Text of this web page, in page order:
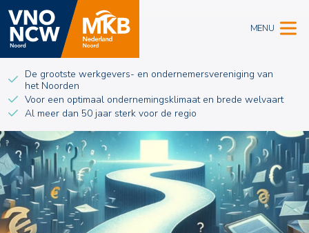
MENU
De grootste werkgevers- en ondernemersvereniging van
het Noorden
Voor een optimaal ondernemingsklimaat en brede welvaart
Al meer dan 50 jaar sterk voor de regio